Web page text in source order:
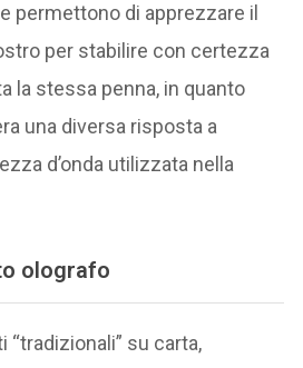
permettono di apprezzare il
per stabilire con certezza
la stessa penna, in quanto
una diversa risposta a
d’onda utilizzata nella
olografo
su carta,